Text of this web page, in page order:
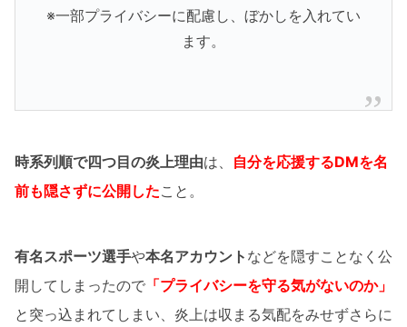
※一部プライバシーに配慮し、ぼかしを入れてい
ます。
時系列順で四つ目の炎上理由は、 自分を応援するDMを名
前も隠さずに公開したこと。
有名スポーツ選手や本名アカウント などを隠すことなく公
開してしまったので 「プライバシーを守る気がないのか」
と突っ込まれてしまい、炎上は収まる気配をみせずさらに